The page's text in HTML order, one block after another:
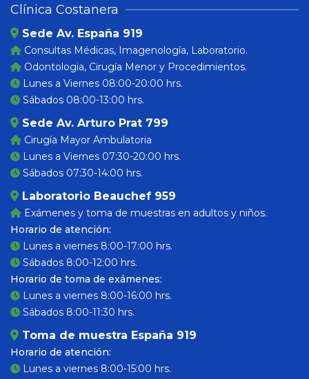
Clínica Costanera
Sede Av. España 919
Consultas Médicas, Imagenología, Laboratorio.
Odontologia, Cirugía Menor y Procedimientos.
Lunes a Viernes 08:00-20:00 hrs.
Sábados 08:00-13:00 hrs.
Sede Av. Arturo Prat 799
Cirugía Mayor Ambulatoria
Lunes a Viernes 07:30-20:00 hrs.
Sábados 07:30-14:00 hrs.
Laboratorio Beauchef 959
Exámenes y toma de muestras en adultos y niños.
Horario de atención:
Lunes a viernes 8:00-17:00 hrs.
Sábados 8:00-12:00 hrs.
Horario de toma de exámenes:
Lunes a viernes 8:00-16:00 hrs.
Sábados 8:00-11:30 hrs.
Toma de muestra España 919
Horario de atención:
Lunes a viernes 8:00-15:00 hrs.